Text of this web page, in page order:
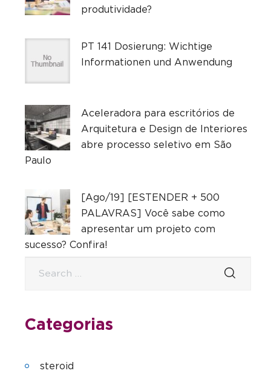
produtividade?
PT 141 Dosierung: Wichtige
Informationen und Anwendung
Aceleradora para escritórios de
Arquitetura e Design de Interiores
abre processo seletivo em São
Paulo
[Ago/19] [ESTENDER + 500
PALAVRAS] Você sabe como
apresentar um projeto com
sucesso? Confira!
Categorias
steroid